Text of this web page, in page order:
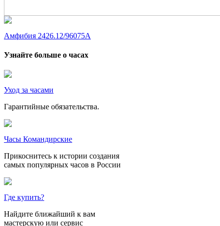
Амфибия 2426.12/96075А
Узнайте больше о часах
Уход за часами
Гарантийные обязательства.
Часы Командирские
Прикоснитесь к истории создания
самых популярных часов в России
Где купить?
Найдите ближайший к вам
мастерскую или сервис